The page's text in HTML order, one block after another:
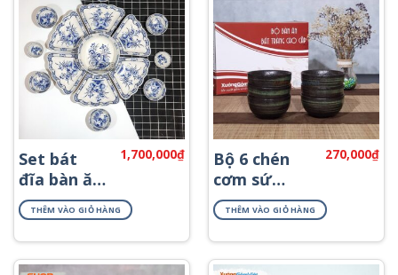
Set bát
đĩa bàn ăn
sứ kiểu
hoa mặt
trời
1,700,000₫
THÊM VÀO GIỎ HÀNG
Bộ 6 chén
cơm sứ
phong cách
Nhật BC-10
270,000₫
THÊM VÀO GIỎ HÀNG